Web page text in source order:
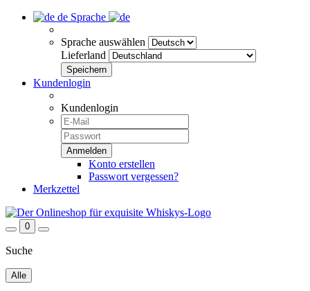
de Sprache
Sprache auswählen
Lieferland
Kundenlogin
Kundenlogin
Konto erstellen
Passwort vergessen?
Merkzettel
0
Suche
Alle